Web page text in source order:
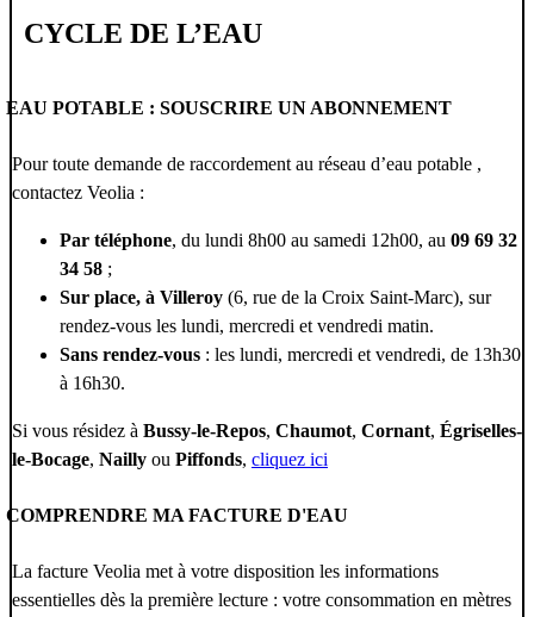
CYCLE DE L’EAU
EAU POTABLE : SOUSCRIRE UN ABONNEMENT
Pour toute demande de raccordement au réseau d’eau potable ,
contactez Veolia :
Par téléphone, du lundi 8h00 au samedi 12h00, au 09 69 32
34 58 ;
Sur place, à Villeroy (6, rue de la Croix Saint-Marc), sur
rendez-vous les lundi, mercredi et vendredi matin.
Sans rendez-vous : les lundi, mercredi et vendredi, de 13h30
à 16h30.
Si vous résidez à Bussy-le-Repos, Chaumot, Cornant, Égriselles-
le-Bocage, Nailly ou Piffonds, cliquez ici
COMPRENDRE MA FACTURE D'EAU
La facture Veolia met à votre disposition les informations
essentielles dès la première lecture : votre consommation en mètres